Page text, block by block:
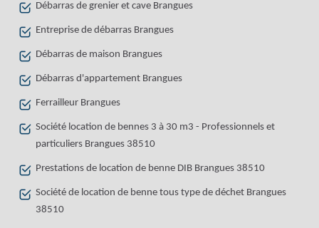
Débarras de grenier et cave Brangues
Entreprise de débarras Brangues
Débarras de maison Brangues
Débarras d'appartement Brangues
Ferrailleur Brangues
Société location de bennes 3 à 30 m3 - Professionnels et
particuliers Brangues 38510
Prestations de location de benne DIB Brangues 38510
Société de location de benne tous type de déchet Brangues
38510